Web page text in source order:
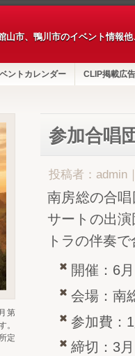
山市、鴨川市のイベント情報
ントカレンダー CLIP掲載広告
参加合唱
投稿者：admin
南房総の合
サートの出
トラの伴奏
開催：6
会場：南
参加費：
締切：3
第
。
定